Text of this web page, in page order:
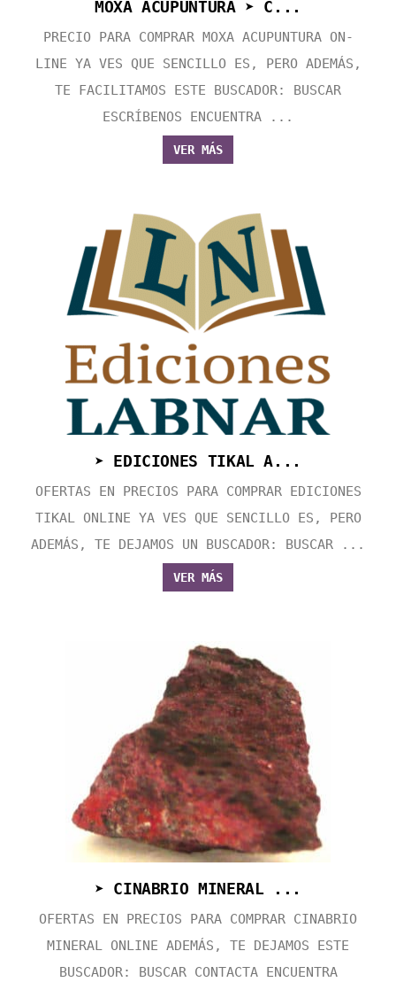
MOXA ACUPUNTURA ➤ C...
PRECIO PARA COMPRAR MOXA ACUPUNTURA ON-
LINE YA VES QUE SENCILLO ES, PERO ADEMÁS,
TE FACILITAMOS ESTE BUSCADOR: BUSCAR
ESCRÍBENOS ENCUENTRA ...
VER MÁS
➤ EDICIONES TIKAL A...
OFERTAS EN PRECIOS PARA COMPRAR EDICIONES
TIKAL ONLINE YA VES QUE SENCILLO ES, PERO
ADEMÁS, TE DEJAMOS UN BUSCADOR: BUSCAR ...
VER MÁS
➤ CINABRIO MINERAL ...
OFERTAS EN PRECIOS PARA COMPRAR CINABRIO
MINERAL ONLINE ADEMÁS, TE DEJAMOS ESTE
BUSCADOR: BUSCAR CONTACTA ENCUENTRA